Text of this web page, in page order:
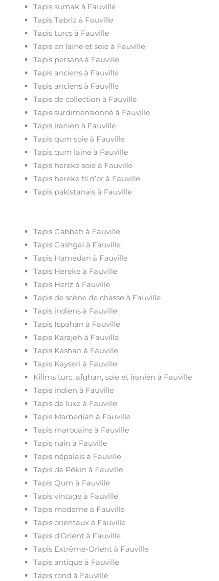
Tapis sumak à Fauville
Tapis Tabriz à Fauville
Tapis turcs à Fauville
Tapis en laine et soie à Fauville
Tapis persans à Fauville
Tapis anciens à Fauville
Tapis anciens à Fauville
Tapis de collection à Fauville
Tapis surdimensionné à Fauville
Tapis iranien à Fauville
Tapis qum soie à Fauville
Tapis qum laine à Fauville
Tapis hereke soie à Fauville
Tapis hereke fil d’or à Fauville
Tapis pakistanais à Fauville
Tapis Gabbeh à Fauville
Tapis Gashgai à Fauville
Tapis Hamedan à Fauville
Tapis Hereke à Fauville
Tapis Heriz à Fauville
Tapis de scène de chasse à Fauville
Tapis indiens à Fauville
Tapis Ispahan à Fauville
Tapis Karajeh à Fauville
Tapis Kashan à Fauville
Tapis Kayseri à Fauville
Kilims turc, afghan, soie et iranien à Fauville
Tapis indien à Fauville
Tapis de luxe à Fauville
Tapis Marbediah à Fauville
Tapis marocains à Fauville
Tapis nain à Fauville
Tapis népalais à Fauville
Tapis de Pékin à Fauville
Tapis Qum à Fauville
Tapis vintage à Fauville
Tapis moderne à Fauville
Tapis orientaux à Fauville
Tapis d’Orient à Fauville
Tapis Extrême-Orient à Fauville
Tapis antique à Fauville
Tapis rond à Fauville